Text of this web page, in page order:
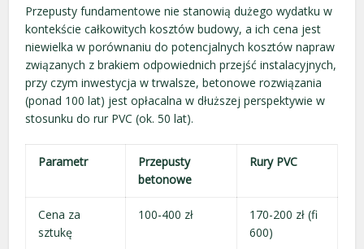
Przepusty fundamentowe nie stanowią dużego wydatku w
kontekście całkowitych kosztów budowy, a ich cena jest
niewielka w porównaniu do potencjalnych kosztów napraw
związanych z brakiem odpowiednich przejść instalacyjnych,
przy czym inwestycja w trwalsze, betonowe rozwiązania
(ponad 100 lat) jest opłacalna w dłuższej perspektywie w
stosunku do rur PVC (ok. 50 lat).
Parametr
Przepusty
betonowe
Rury PVC
Cena za
sztukę
100-400 zł
170-200 zł (fi
600)